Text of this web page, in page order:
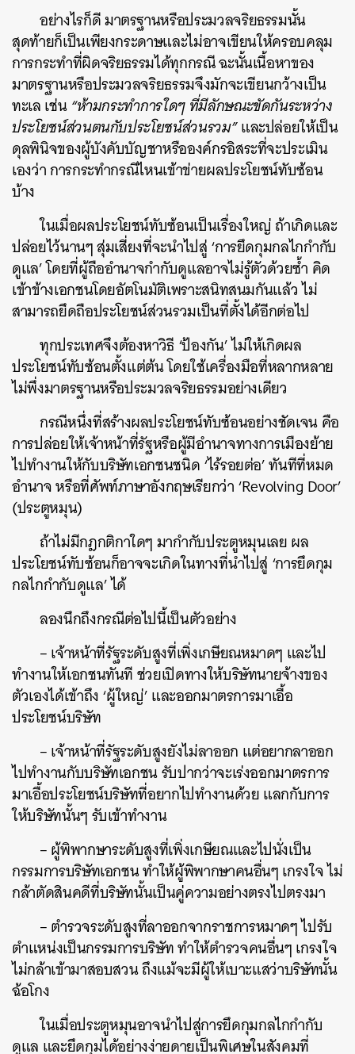
อย่างไรก็ดี มาตรฐานหรือประมวลจริยธรรมนั้น
สุดท้ายก็เป็นเพียงกระดาษและไม่อาจเขียนให้ครอบคลุม
การกระทำที่ผิดจริยธรรมได้ทุกกรณี ฉะนั้นเนื้อหาของ
มาตรฐานหรือประมวลจริยธรรมจึงมักจะเขียนกว้างเป็น
ทะเล เช่น“ห้ามกระทำการใดๆ ที่มีลักษณะขัดกันระหว่าง
ประโยชน์ส่วนตนกับประโยชน์ส่วนรวม”และปล่อยให้เป็น
ดุลพินิจของผู้บังคับบัญชาหรือองค์กรอิสระที่จะประเมิน
เองว่า การกระทำกรณีไหนเข้าข่ายผลประโยชน์ทับซ้อน
บ้าง
ในเมื่อผลประโยชน์ทับซ้อนเป็นเรื่องใหญ่ ถ้าเกิดและ
ปล่อยไว้นานๆ สุ่มเสี่ยงที่จะนำไปสู่ ‘การยึดกุมกลไกกำกับ
ดูแล’ โดยที่ผู้ถืออำนาจกำกับดูแลอาจไม่รู้ตัวด้วยซ้ำ คิด
เข้าข้างเอกชนโดยอัตโนมัติเพราะสนิทสนมกันแล้ว ไม่
สามารถยึดถือประโยชน์ส่วนรวมเป็นที่ตั้งได้อีกต่อไป
ทุกประเทศจึงต้องหาวิธี ‘ป้องกัน’ ไม่ให้เกิดผล
ประโยชน์ทับซ้อนตั้งแต่ต้น โดยใช้เครื่องมือที่หลากหลาย
ไม่พึ่งมาตรฐานหรือประมวลจริยธรรมอย่างเดียว
กรณีหนึ่งที่สร้างผลประโยชน์ทับซ้อนอย่างชัดเจน คือ
การปล่อยให้เจ้าหน้าที่รัฐหรือผู้มีอำนาจทางการเมืองย้าย
ไปทำงานให้กับบริษัทเอกชนชนิด ‘ไร้รอยต่อ’ ทันทีที่หมด
อำนาจ หรือที่ศัพท์ภาษาอังกฤษเรียกว่า ‘Revolving Door’
(ประตูหมุน)
ถ้าไม่มีกฎกติกาใดๆ มากำกับประตูหมุนเลย ผล
ประโยชน์ทับซ้อนก็อาจจะเกิดในทางที่นำไปสู่ ‘การยึดกุม
กลไกกำกับดูแล’ ได้
ลองนึกถึงกรณีต่อไปนี้เป็นตัวอย่าง
– เจ้าหน้าที่รัฐระดับสูงที่เพิ่งเกษียณหมาดๆ และไป
ทำงานให้เอกชนทันที ช่วยเปิดทางให้บริษัทนายจ้างของ
ตัวเองได้เข้าถึง ‘ผู้ใหญ่’ และออกมาตรการมาเอื้อ
ประโยชน์บริษัท
– เจ้าหน้าที่รัฐระดับสูงยังไม่ลาออก แต่อยากลาออก
ไปทำงานกับบริษัทเอกชน รับปากว่าจะเร่งออกมาตรการ
มาเอื้อประโยชน์บริษัทที่อยากไปทำงานด้วย แลกกับการ
ให้บริษัทนั้นๆ รับเข้าทำงาน
– ผู้พิพากษาระดับสูงที่เพิ่งเกษียณและไปนั่งเป็น
กรรมการบริษัทเอกชน ทำให้ผู้พิพากษาคนอื่นๆ เกรงใจ ไม่
กล้าตัดสินคดีที่บริษัทนั้นเป็นคู่ความอย่างตรงไปตรงมา
– ตำรวจระดับสูงที่ลาออกจากราชการหมาดๆ ไปรับ
ตำแหน่งเป็นกรรมการบริษัท ทำให้ตำรวจคนอื่นๆ เกรงใจ
ไม่กล้าเข้ามาสอบสวน ถึงแม้จะมีผู้ให้เบาะแสว่าบริษัทนั้น
ฉ้อโกง
ในเมื่อประตูหมุนอาจนำไปสู่การยึดกุมกลไกกำกับ
ดูแล และยึดกุมได้อย่างง่ายดายเป็นพิเศษในสังคมที่